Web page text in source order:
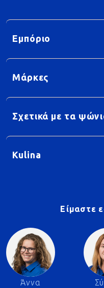
Εμπόριο
Μάρκες
Σχετικά με τα
Kulina
Είμαστε
Άννα